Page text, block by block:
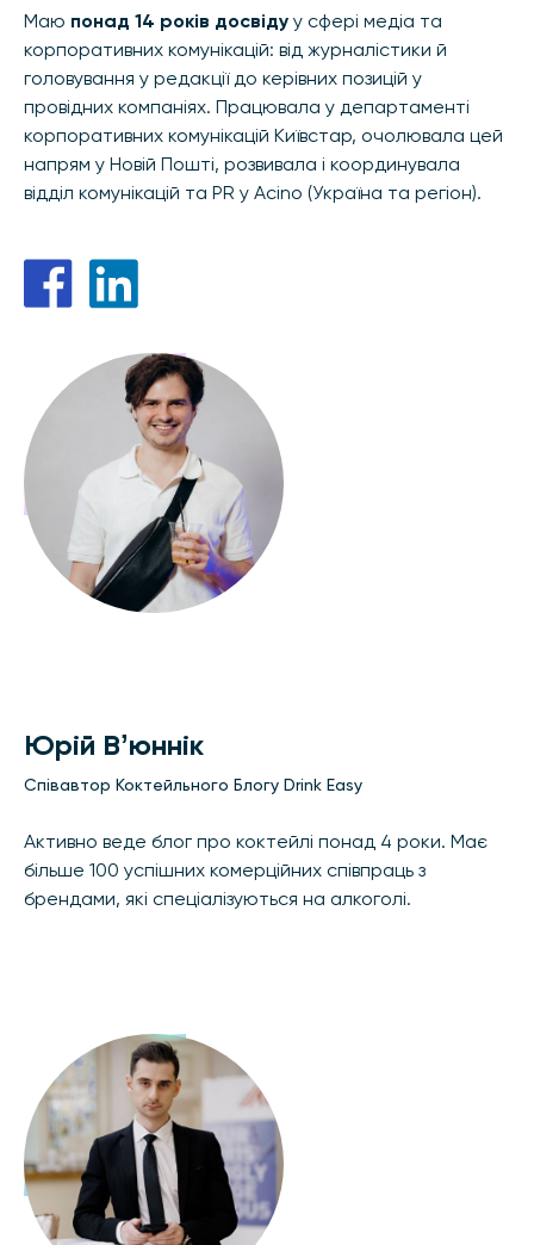
Маю понад 14 років досвіду у сфері медіа та
корпоративних комунікацій: від журналістики й
головування у редакції до керівних позицій у
провідних компаніях. Працювала у департаменті
корпоративних комунікацій Київстар, очолювала цей
напрям у Новій Пошті, розвивала і координувала
відділ комунікацій та PR у Acino (Україна та регіон).
Юрій Вʼюннік
Співавтор Коктейльного Блогу Drink Easy
Активно веде блог про коктейлі понад 4 роки. Має
більше 100 успішних комерційних співпраць з
брендами, які спеціалізуються на алкоголі.